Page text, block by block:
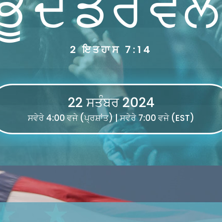
2 ਇਤਹਾਸ 7:14
22 ਸਤੰਬਰ 2024
ਸਵੇਰੇ 4:00 ਵਜੇ (ਪ੍ਰਸ਼ਾਂਤ) | ਸਵੇਰੇ 7:00 ਵਜੇ (EST)